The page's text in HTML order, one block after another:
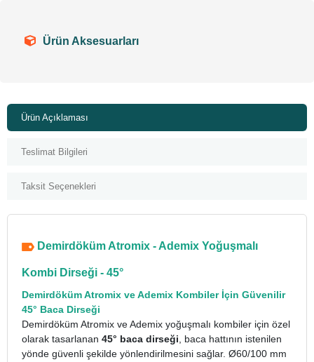
Ürün Aksesuarları
Ürün Açıklaması
Teslimat Bilgileri
Taksit Seçenekleri
Demirdöküm Atromix - Ademix Yoğuşmalı
Kombi Dirseği - 45°
Demirdöküm Atromix ve Ademix Kombiler İçin Güvenilir
45° Baca Dirseği
Demirdöküm Atromix ve Ademix yoğuşmalı kombiler için özel
olarak tasarlanan 45° baca dirseği , baca hattının istenilen
yönde güvenli şekilde yönlendirilmesini sağlar. Ø60/100 mm